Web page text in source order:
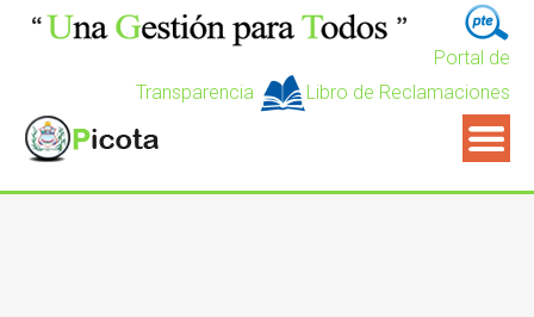
Portal de
Transparencia
Libro de Reclamaciones